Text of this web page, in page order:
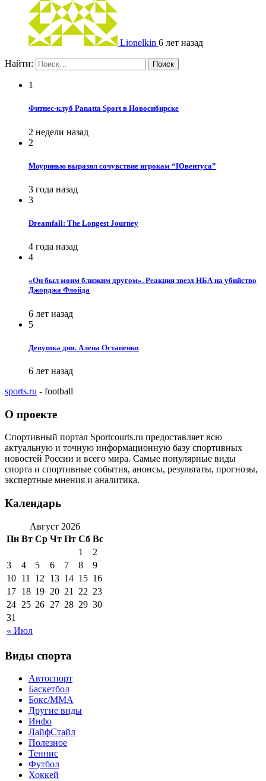
Lionelkin 6 лет назад
Найти:
1
Фитнес-клуб Panatta Sport в Новосибирске
2 недели назад
2
Моуринью выразил сочувствие игрокам “Ювентуса”
3 года назад
3
Dreamfall: The Longest Journey
4 года назад
4
«Он был моим близким другом». Реакция звезд НБА на убийство
Джорджа Флойда
6 лет назад
5
Девушка дня. Алена Остапенко
6 лет назад
sports.ru - football
О проекте
Спортивный портал Sportcourts.ru предоставляет всю
актуальную и точную информационную базу спортивных
новостей России и всего мира. Самые популярные виды
спорта и спортивные события, анонсы, результаты, прогнозы,
экспертные мнения и аналитика.
Календарь
Август 2026
Пн Вт Ср Чт Пт Сб Вс
« Июл
1
2
3
4 5 6 7 8
9
10 11 12 13 14 15 16
17 18 19 20 21 22 23
24 25 26 27 28 29 30
31
Виды спорта
Автоспорт
Баскетбол
Бокс/MMA
Другие виды
Инфо
ЛайфСтайл
Полезное
Теннис
Футбол
Хоккей